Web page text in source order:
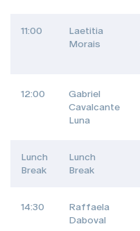
11:00
Laetitia
Morais
12:00
Gabriel
Cavalcante
Luna
Lunch
Break
Lunch
Break
14:30
Raffaela
Daboval